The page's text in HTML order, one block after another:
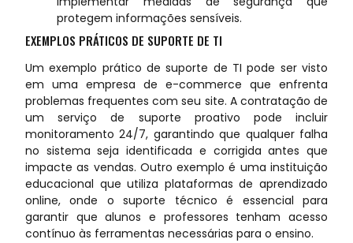
protegem informações sensíveis.
EXEMPLOS PRÁTICOS DE SUPORTE DE TI
Um exemplo prático de suporte de TI pode ser visto
em uma empresa de e-commerce que enfrenta
problemas frequentes com seu site. A contratação de
um serviço de suporte proativo pode incluir
monitoramento 24/7, garantindo que qualquer falha
no sistema seja identificada e corrigida antes que
impacte as vendas. Outro exemplo é uma instituição
educacional que utiliza plataformas de aprendizado
online, onde o suporte técnico é essencial para
garantir que alunos e professores tenham acesso
contínuo às ferramentas necessárias para o ensino.